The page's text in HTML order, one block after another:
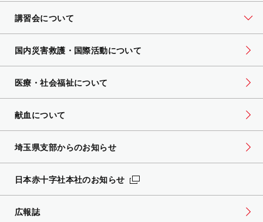
講習会について
国内災害救護・国際活動について
医療・社会福祉について
献血について
埼玉県支部からのお知らせ
日本赤十字社本社のお知らせ
広報誌